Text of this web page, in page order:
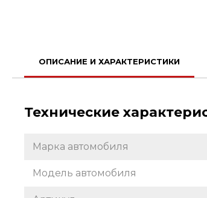
ОПИСАНИЕ И ХАРАКТЕРИСТИКИ
Технические
Марка автомобиля
Модель автомобиля